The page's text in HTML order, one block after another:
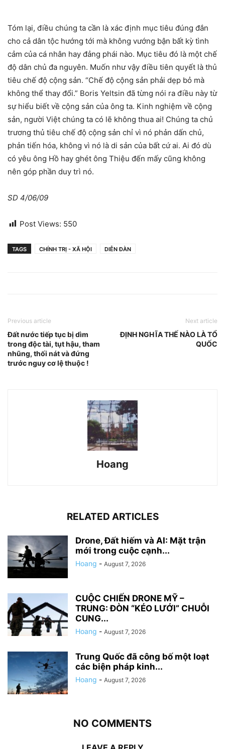
Tóm lại, điều chúng ta cần là xác định mục tiêu đúng đắn
cho cả dân tộc hướng tới mà không vướng bận bất kỳ tình
cảm của cá nhân hay đảng phái nào. Mục tiêu đó là một chế
độ dân chủ đa nguyên. Muốn như vậy điều tiên quyết là thủ
tiêu chế độ cộng sản. “Chế độ cộng sản phải dẹp bỏ mà
không thể thay đổi.” Boris Yeltsin đã từng nói ra điều này từ
sự hiểu biết về cộng sản của ông ta. Kinh nghiệm về cộng
sản, người Việt chúng ta có lẽ không thua ai! Chúng ta chủ
trương thủ tiêu chế độ cộng sản chỉ vì nó phản dấn chủ,
phản tiến hóa, không vì nó là di sản của bất cứ ai. Ai đó dù
có yêu ông Hồ hay ghét ông Thiệu đến mấy cũng không
nên góp phần duy trì nó.
SD 4/06/09
Post Views: 550
TAGS CHÍNH TRỊ - XÃ HỘI DIỄN ĐÀN
Previous article
Đất nước tiếp tục bị dìm
trong độc tài, tụt hậu, tham
nhũng, thối nát và đứng
trước nguy cơ lệ thuộc !
Next article
ĐỊNH NGHĨA THẾ NÀO LÀ TỔ
QUỐC
Hoang
RELATED ARTICLES
Drone, Đất hiếm và AI: Mặt trận
mới trong cuộc cạnh...
Hoang - August 7, 2026
CUỘC CHIẾN DRONE MỸ –
TRUNG: ĐÒN “KÉO LƯỚI” CHUỖI
CUNG...
Hoang - August 7, 2026
Trung Quốc đã công bố một loạt
các biện pháp kinh...
Hoang - August 7, 2026
NO COMMENTS